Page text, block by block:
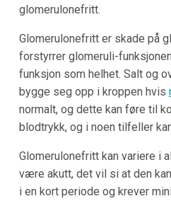
glomerulonefritt.
Glomerulonefritt er skade på
forstyrrer glomeruli-
funksjon som helhet. Salt og
bygge seg opp i kroppen hvis
normalt, og dette kan føre til
blodtrykk, og i noen tilfeller
Glomerulonefritt kan variere i
være akutt, det vil si at den
i en kort periode og krever